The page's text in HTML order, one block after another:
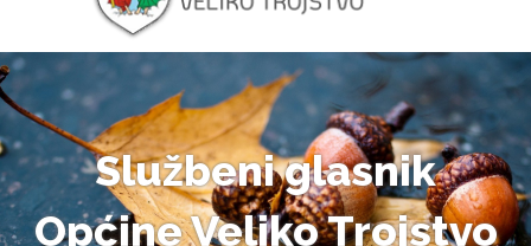
Službeni glasnik
Općine Veliko Trojstvo